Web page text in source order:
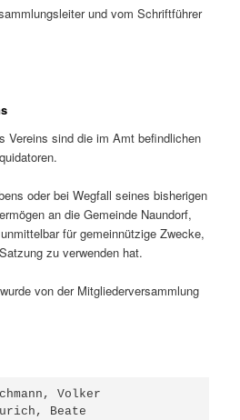
und vom Schriftführer
Vereins sind die im Amt befindlichen
oder bei Wegfall seines bisherigen
an die Gemeinde Naundorf,
für gemeinnützige Zwecke,
zu verwenden hat.
von der Mitgliederversammlung
Volker
Beate